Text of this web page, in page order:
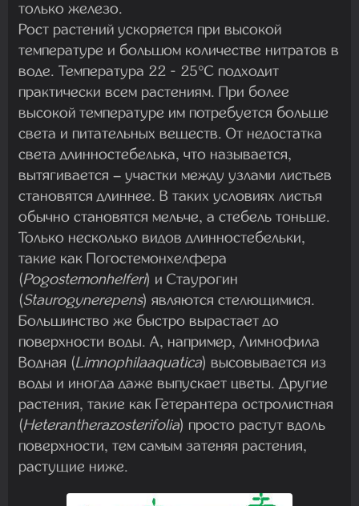
только железо.
Рост растений ускоряется при высокой
температуре и большом количестве нитратов в
воде. Температура 22 - 25°C подходит
практически всем растениям. При более
высокой температуре им потребуется больше
света и питательных веществ. От недостатка
света длинностебелька, что называется,
вытягивается – участки между узлами листьев
становятся длиннее. В таких условиях листья
обычно становятся мельче, а стебель тоньше.
Только несколько видов длинностебельки,
такие как Погостемонхелфера
(Pogostemonhelferi) и Стаурогин
(Staurogynerepens) являются стелющимися.
Большинство же быстро вырастает до
поверхности воды. А, например, Лимнофила
Водная (Limnophilaaquatica) высовывается из
воды и иногда даже выпускает цветы. Другие
растения, такие как Гетерантера остролистная
(Heterantherazosterifolia) просто растут вдоль
поверхности, тем самым затеняя растения,
растущие ниже.